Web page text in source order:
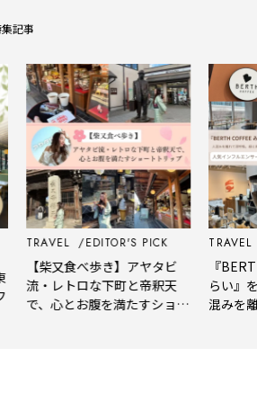
記事
TRAVEL EDITOR'S PICK
【柴又食べ歩き】アヤタビ
・レトロな下町と帝釈天
、心とお腹を満たすショー
TRAVEL
『BERTH
らい』を体
混みを離れ